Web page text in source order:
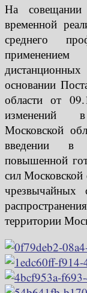
На совещании
временной
среднего
основании
области от
изменений в
Московской
введении в
повышенной
сил Московской
территории